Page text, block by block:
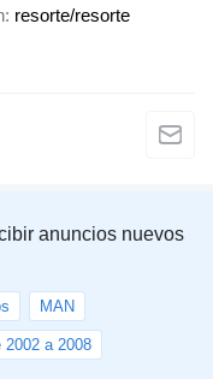
resorte/resorte
anuncios nuevos
MAN
2002 a 2008